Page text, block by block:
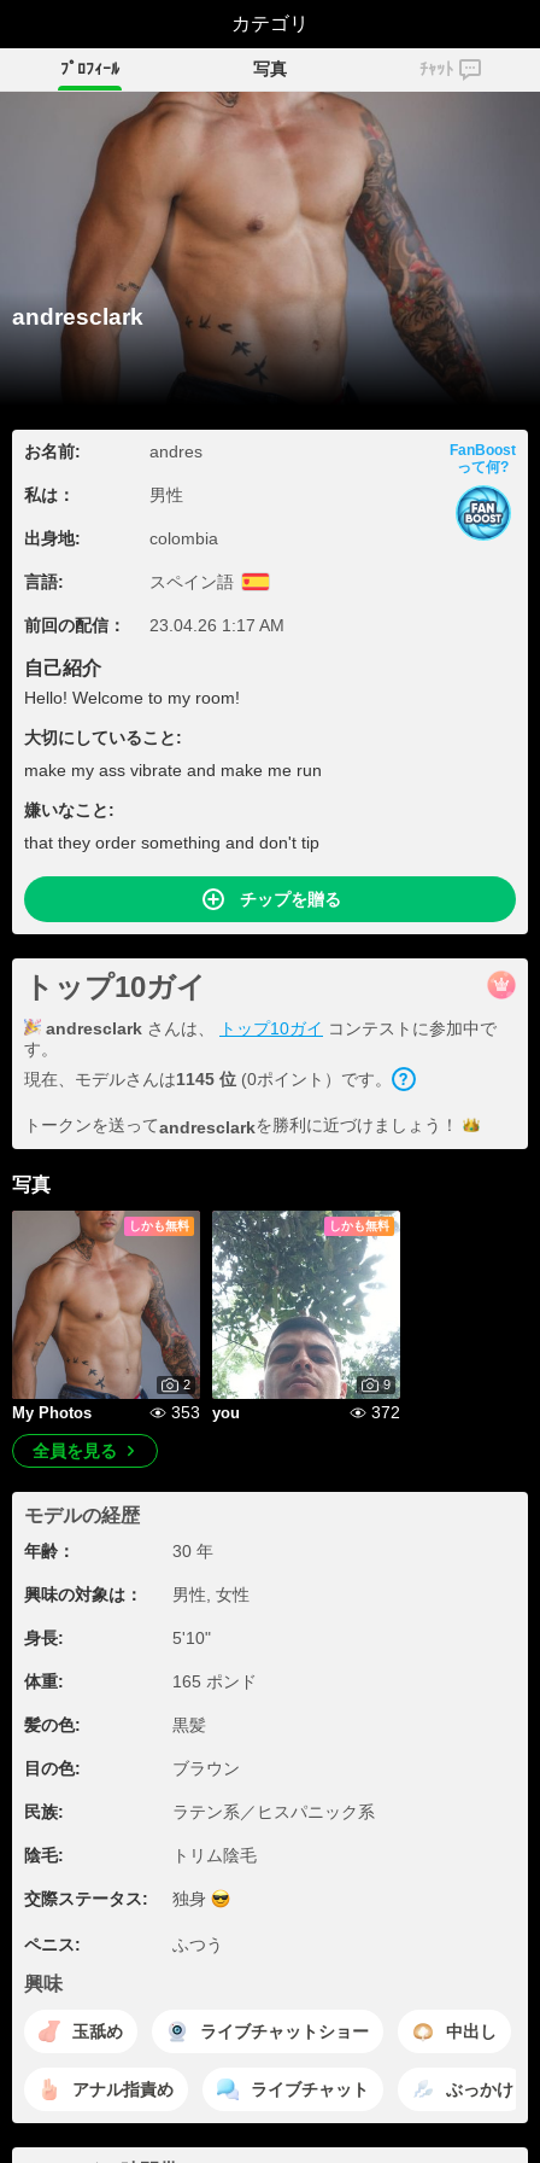
andresclark
ﾌﾟﾛﾌｨｰﾙ 写真 ﾁｬｯﾄ
andresclark
お名前: andres
私は： 男性
出身地: colombia
言語: スペイン語
前回の配信： 23.04.26 1:17 AM
FanBoost
って何?
自己紹介
Hello! Welcome to my room!
大切にしていること:
make my ass vibrate and make me run
嫌いなこと:
that they order something and don't tip
チップを贈る
トップ10ガイ
andresclark さんは、 トップ10ガイ コンテストに参加中で
す。
現在、モデルさんは1145 位 (0ポイント）です。
トークンを送ってandresclarkを勝利に近づけま しょう！
写真
しかも無料
2
My Photos 353
しかも無料
9
you
372
全員を見る
モデルの経歴
年齢： 30 年
興味の対象は： 男性, 女性
身長: 5'10"
体重: 165 ポンド
髪の色: 黒髪
目の色: ブラウン
民族: ラテン系／ヒスパニック系
陰毛: トリム陰毛
交際ステータス: 独身
ペニス: ふつう
興味
玉舐め ライブチャットショー 中出し
アナル指責め ライブチャット ぶっかけ
カテゴリ